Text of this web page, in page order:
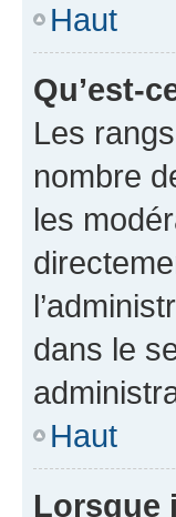
Haut
Qu’est-
Les
nombre
les
dans le
Haut
Lorsque